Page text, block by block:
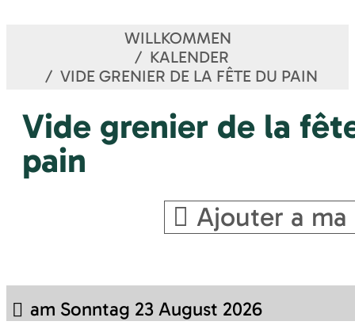
WILLKOMMEN
KALENDER
VIDE GRENIER DE LA FÊTE DU PAIN
Vide grenier de la
pain
Ajouter a
am Sonntag 23 August 2026